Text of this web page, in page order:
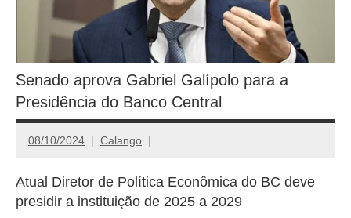
Senado aprova Gabriel Galípolo para a
Presidência do Banco Central
08/10/2024 Calango
Atual Diretor de Política Econômica do BC deve
presidir a instituição de 2025 a 2029